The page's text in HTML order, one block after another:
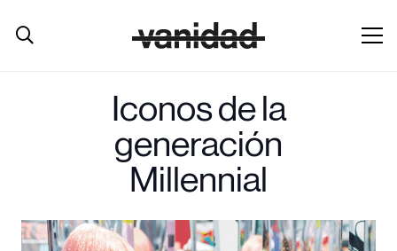
Iconos de la
generación
Millennial